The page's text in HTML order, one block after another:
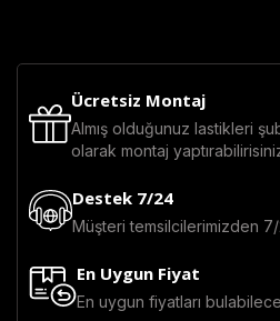
Ücretsiz Montaj
Almış olduğunuz lastikleri
olarak montaj
Destek 7/24
Müşteri temsilcilerimizden
En Uygun Fiyat
En uygun fiyatları